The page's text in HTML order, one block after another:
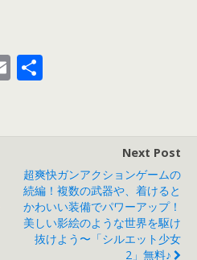
E
m
Next Post
超爽快ガンアクションゲームの
続編！複数の武器や、着けると
かわいい装備でパワーアップ！
美しい影絵のような世界を駆け
抜けよう〜「シルエット少女
2」無料♪